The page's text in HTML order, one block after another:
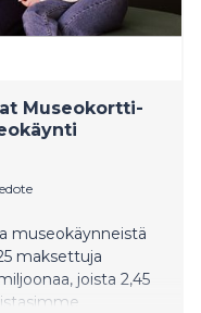
Museokortti-
museokäynneistä
maksettuja
joista 2,45